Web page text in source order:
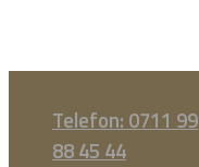
Telefon: 0711 99
88 45 44